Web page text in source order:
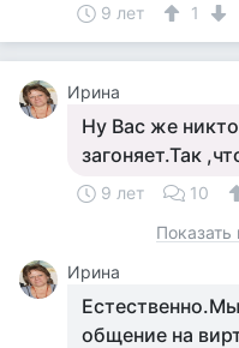
9 лет 1
Ирина
Ну Вас же
загоняет.Так
9 лет 10
Ирина
общение на